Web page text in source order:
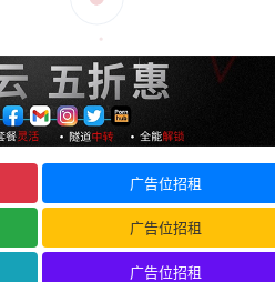
广告位招租
广告位招租
广告位招租